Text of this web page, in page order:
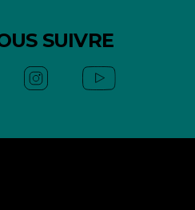
SUIVRE